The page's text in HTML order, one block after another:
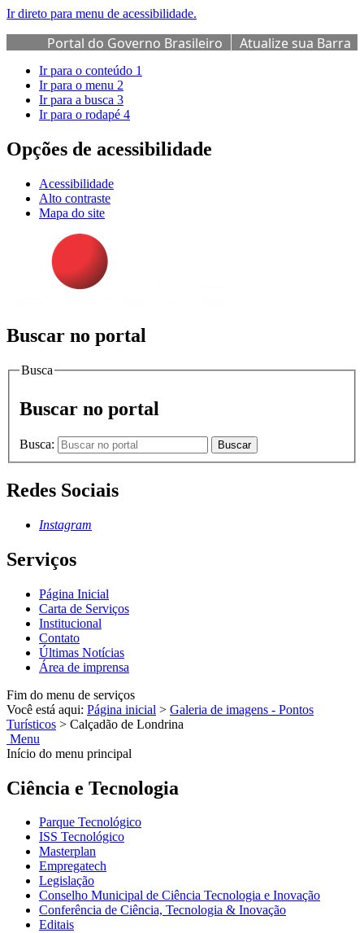
Ir direto para menu de acessibilidade.
Portal do Governo Brasileiro
Atualize sua Barra
de Governo
Ir para o conteúdo 1
Ir para o menu 2
Ir para a busca 3
Ir para o rodapé 4
Opções de acessibilidade
Acessibilidade
Alto contraste
Mapa do site
Buscar no portal
Busca
Buscar no portal
Busca: Buscar
Redes Sociais
Instagram
Serviços
Página Inicial
Carta de Serviços
Institucional
Contato
Últimas Notícias
Área de imprensa
Fim do menu de serviços
Você está aqui: Página inicial > Galeria de imagens - Pontos
Turísticos > Calçadão de Londrina
Menu
Início do menu principal
Ciência e Tecnologia
Parque Tecnológico
ISS Tecnológico
Masterplan
Empregatech
Legislação
Conselho Municipal de Ciência Tecnologia e Inovação
Conferência de Ciência, Tecnologia & Inovação
Editais